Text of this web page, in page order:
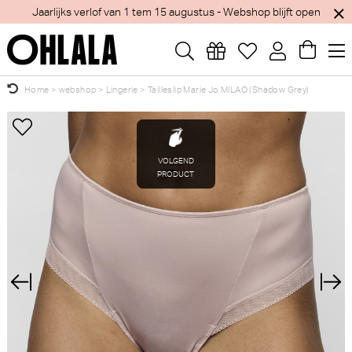
Jaarlijks verlof van 1 tem 15 augustus - Webshop blijft open
Home > webshop > Lingerie > Tailleslip Marie Jo MILAO (Shadow Grey)
Wellicht zijn deze producten ook interessant
voor je?
Marie Jo Selyna
Voorgevormde BH - BH
Hartvorm (SPICY RED)
Marie Jo
Marie Jo Daisy Tailleslip (Zwart)
Marie Jo